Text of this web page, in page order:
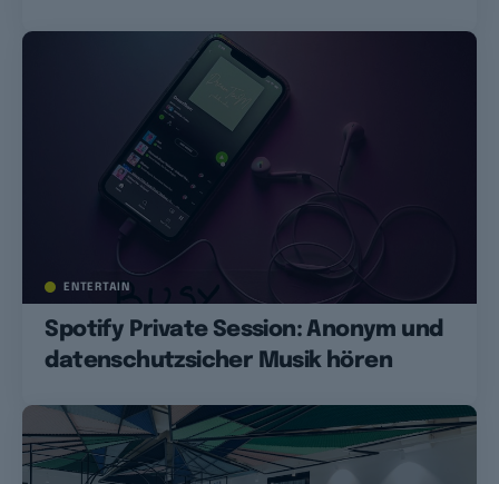
ENTERTAIN
Spotify Private Session: Anonym und
datenschutzsicher Musik hören